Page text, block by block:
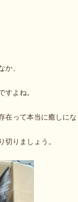
か、
すよね。
って本当に癒しにな
りましょう。